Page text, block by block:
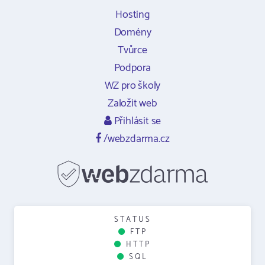
Hosting
Domény
Tvůrce
Podpora
WZ pro školy
Založit web
Přihlásit se
/webzdarma.cz
STATUS
FTP
HTTP
SQL